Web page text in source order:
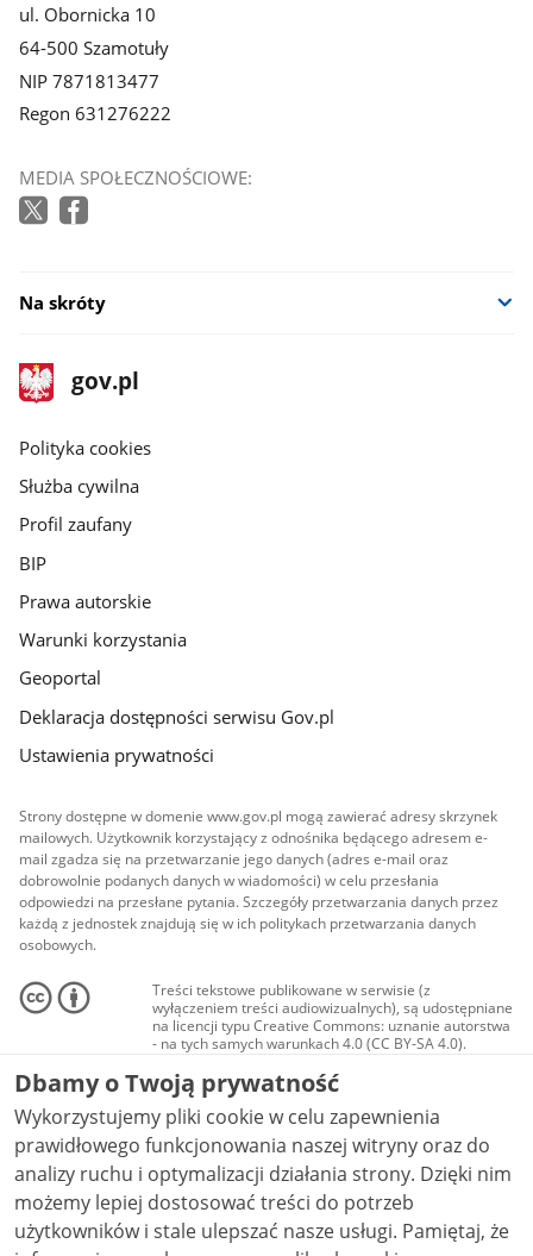
ul. Obornicka 10
64-500 Szamotuły
NIP 7871813477
Regon 631276222
MEDIA SPOŁECZNOŚCIOWE:
Na skróty
stopka
gov.pl
Strona
gov.pl
gov.pl
Polityka cookies
Służba cywilna
Profil zaufany
BIP
Prawa autorskie
Warunki korzystania
Geoportal
Deklaracja dostępności serwisu Gov.pl
Ustawienia prywatności
Strony dostępne w domenie www.gov.pl mogą zawierać adresy skrzynek
mailowych. Użytkownik korzystający z odnośnika będącego adresem e-
mail zgadza się na przetwarzanie jego danych (adres e-mail oraz
dobrowolnie podanych danych w wiadomości) w celu przesłania
odpowiedzi na przesłane pytania. Szczegóły przetwarzania danych przez
każdą z jednostek znajdują się w ich politykach przetwarzania danych
osobowych.
Treści tekstowe publikowane w serwisie (z
wyłączeniem treści audiowizualnych), są udostępniane
na licencji typu Creative Commons: uznanie autorstwa
- na tych samych warunkach 4.0 (CC BY-SA 4.0).
Materiały audiowizualne, w tym zdjęcia, materiały
audio i wideo, są udostępniane na licencji typu
Creative Commons: uznanie autorstwa użycie
niekomercyjne - bez utworów zależnych 4.0 (CC BY-
NC-ND 4.0), o ile nie jest to stwierdzone inaczej.
Dbamy o Twoją prywatność
Wykorzystujemy pliki cookie w celu zapewnienia
prawidłowego funkcjonowania naszej witryny oraz do
analizy ruchu i optymalizacji działania strony. Dzięki nim
możemy lepiej dostosować treści do potrzeb
użytkowników i stale ulepszać nasze usługi. Pamiętaj, że